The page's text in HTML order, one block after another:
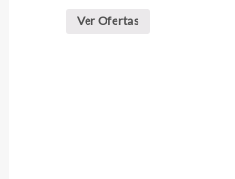
Ver Ofertas